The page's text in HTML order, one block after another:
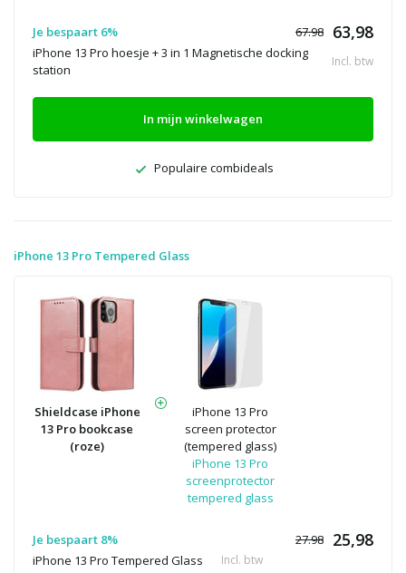
Je bespaart 6% 67.98 63,98
iPhone 13 Pro hoesje + 3 in 1 Magnetische docking
station
Incl. btw
In mijn winkelwagen
Populaire combideals
iPhone 13 Pro Tempered Glass
Shieldcase iPhone
13 Pro bookcase
(roze)
iPhone 13 Pro
screen protector
(tempered glass)
iPhone 13 Pro
screenprotector
tempered glass
Je bespaart 8% 27.98 25,98
iPhone 13 Pro Tempered Glass Incl. btw